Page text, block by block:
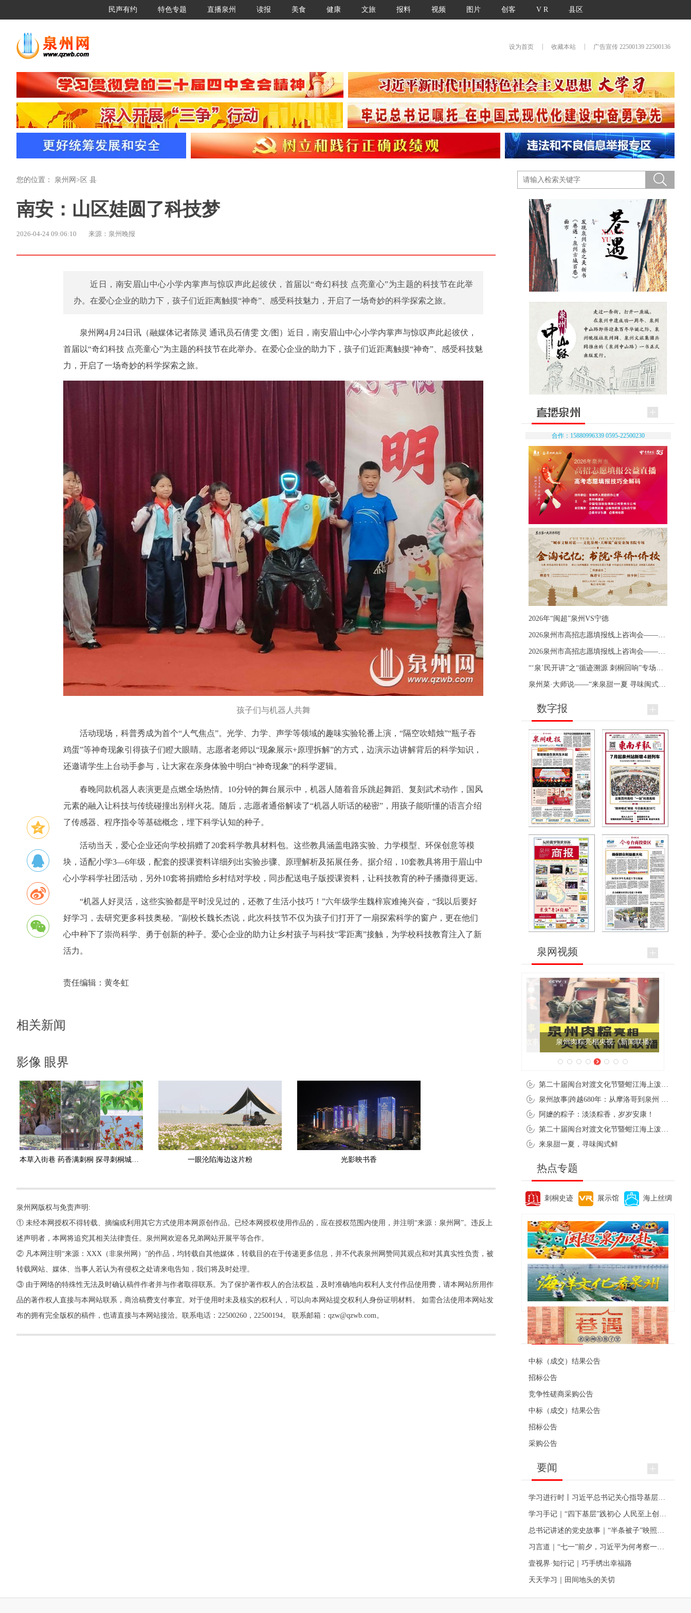
民声有约 特色专题 直播泉州 读报 美食 健康 文旅 报料 视频 图片 创客 V R 县区
设为首页 收藏本站 广告宣传 22500139 22500136
您的位置： 泉州网 > 区 县
南安：山区娃圆了科技梦
2026-04-24 09:06:10 来源：泉州晚报
近日，南安眉山中心小学内掌声与惊叹声此起彼伏，首届以“奇幻科技 点亮童心”为主题的科技节在此举
办。在爱心企业的助力下，孩子们近距离触摸“神奇”、感受科技魅力，开启了一场奇妙的科学探索之旅。
泉州网4月24日讯（融媒体记者陈灵 通讯员石倩雯 文/图）近日，南安眉山中心小学内掌声与惊叹声此起彼伏，
首届以“奇幻科技 点亮童心”为主题的科技节在此举办。在爱心企业的助力下，孩子们近距离触摸“神奇”、感受科技魅
力，开启了一场奇妙的科学探索之旅。
孩子们与机器人共舞
活动现场，科普秀成为首个“人气焦点”。光学、力学、声学等领域的趣味实验轮番上演，“隔空吹蜡烛”“瓶子吞
鸡蛋”等神奇现象引得孩子们瞪大眼睛。志愿者老师以“现象展示+原理拆解”的方式，边演示边讲解背后的科学知识，
还邀请学生上台动手参与，让大家在亲身体验中明白“神奇现象”的科学逻辑。
春晚同款机器人表演更是点燃全场热情。10分钟的舞台展示中，机器人随着音乐跳起舞蹈、复刻武术动作，国风
元素的融入让科技与传统碰撞出别样火花。随后，志愿者通俗解读了“机器人听话的秘密”，用孩子能听懂的语言介绍
了传感器、程序指令等基础概念，埋下科学认知的种子。
活动当天，爱心企业还向学校捐赠了20套科学教具材料包。这些教具涵盖电路实验、力学模型、环保创意等模
块，适配小学3—6年级，配套的授课资料详细列出实验步骤、原理解析及拓展任务。据介绍，10套教具将用于眉山中
心小学科学社团活动，另外10套将捐赠给乡村结对学校，同步配送电子版授课资料，让科技教育的种子播撒得更远。
“机器人好灵活，这些实验都是平时没见过的，还教了生活小技巧！”六年级学生魏梓宸难掩兴奋，“我以后要好
好学习，去研究更多科技奥秘。”副校长魏长杰说，此次科技节不仅为孩子们打开了一扇探索科学的窗户，更在他们
心中种下了崇尚科学、勇于创新的种子。爱心企业的助力让乡村孩子与科技“零距离”接触，为学校科技教育注入了新
活力。
责任编辑： 黄冬虹
相关新闻
影像 眼界
一眼沦陷海边这片粉 光影映书香
泉州网版权与免责声明:
① 未经本网授权不得转载、摘编或利用其它方式使用本网原创作品。已经本网授权使用作品的，应在授权范围内使用，并注明“来源：泉州网”。违反上
述声明者，本网将追究其相关法律责任。泉州网欢迎各兄弟网站开展平等合作。
② 凡本网注明“来源：XXX（非泉州网）”的作品，均转载自其他媒体，转载目的在于传递更多信息，并不代表泉州网赞同其观点和对其真实性负责，被
转载网站、媒体、当事人若认为有侵权之处请来电告知，我们将及时处理。
③ 由于网络的特殊性无法及时确认稿件作者并与作者取得联系。为了保护著作权人的合法权益，及时准确地向权利人支付作品使用费，请本网站所用作
品的著作权人直接与本网站联系，商洽稿费支付事宜。对于使用时未及核实的权利人，可以向本网站提交权利人身份证明材料。 如需合法使用本网站发
布的拥有完全版权的稿件，也请直接与本网站接洽。联系电话：22500260，22500194。 联系邮箱：qzw@qzwb.com。
合作：15880996339 0595-22500230
2026年“闽超”泉州VS宁德
数字报
泉网视频
泉州肉粽亮相央视《新闻联播》
阿嬷的粽子：淡淡粽香，岁岁安康！
来泉甜一夏，寻味闽式鲜
热点专题
刺桐史迹 展示馆 海上丝绸
便民资讯
中标（成交）结果公告
招标公告
竞争性磋商采购公告
中标（成交）结果公告
招标公告
采购公告
要闻
壹视界·知行记｜巧手绣出幸福路
天天学习｜田间地头的关切